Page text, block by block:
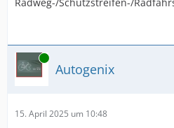
Online
Autogenix
15. April 2025 um 10:48